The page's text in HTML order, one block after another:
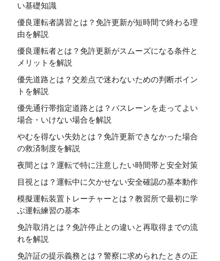
い基礎知識
優良運転者講習とは？免許更新が短時間で終わる理
由を解説
優良運転者とは？免許更新がスムーズになる条件と
メリットを解説
優先道路とは？交差点で迷わないための判断ポイン
トを解説
優先通行帯指定道路とは？バスレーンを走ってよい
場合・いけない場合を解説
やむを得ない失効とは？免許更新できなかった場合
の救済制度を解説
夜間とは？運転で特に注意したい時間帯と安全対策
目視とは？運転中に欠かせない安全確認の基本動作
模擬運転装置トレーチャーとは？教習所で最初に学
ぶ運転練習の基本
免許取消とは？免許停止との違いと再取得までの流
れを解説
免許証の提示義務とは？警察に求められたときの正